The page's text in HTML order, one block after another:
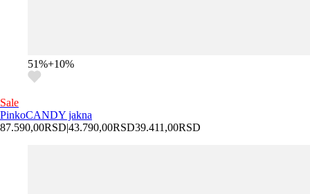
51%+10%
Sale
PinkoCANDY jakna
87.590,00RSD|43.790,00RSD39.411,00RSD